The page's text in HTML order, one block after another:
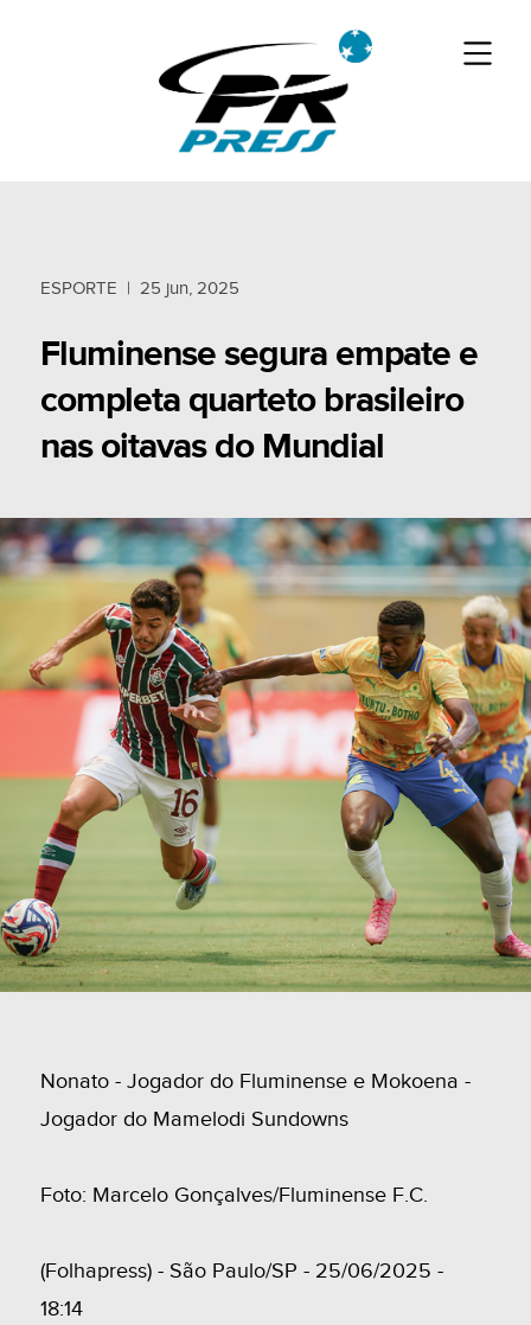
ESPORTE | 25 jun, 2025
Fluminense segura empate e
completa quarteto brasileiro
nas oitavas do Mundial
Nonato - Jogador do Fluminense e Mokoena -
Jogador do Mamelodi Sundowns
Foto: Marcelo Gonçalves/Fluminense F.C.
(Folhapress) - São Paulo/SP - 25/06/2025 -
18:14